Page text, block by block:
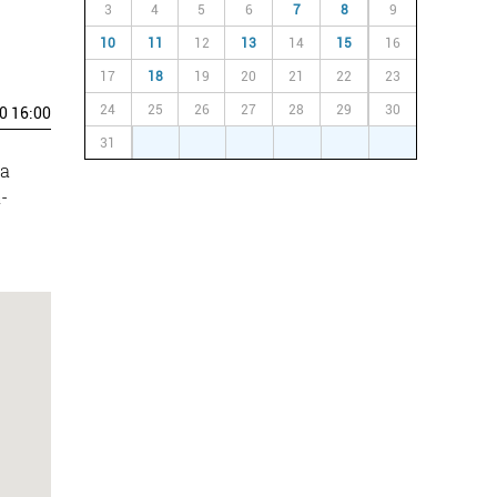
16:00
3 4 5 6 7 8 9
10 11 12 13 14 15 16
17 18 19 20 21 22 23
24 25 26 27 28 29 30
31